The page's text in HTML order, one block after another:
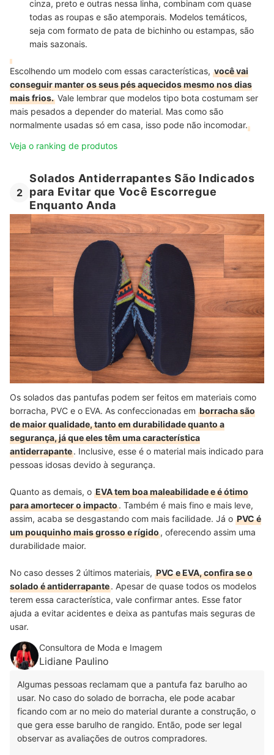
cinza, preto e outras nessa linha, combinam com quase
todas as roupas e são atemporais. Modelos temáticos,
seja com formato de pata de bichinho ou estampas, são
mais sazonais.
Escolhendo um modelo com essas características, você vai
conseguir manter os seus pés aquecidos mesmo nos dias
mais frios. Vale lembrar que modelos tipo bota costumam ser
mais pesados a depender do material. Mas como são
normalmente usadas só em casa, isso pode não incomodar.
Veja o ranking de produtos
2
Solados Antiderrapantes São Indicados
para Evitar que Você Escorregue
Enquanto Anda
Os solados das pantufas podem ser feitos em materiais como
borracha, PVC e o EVA. As confeccionadas em borracha são
de maior qualidade, tanto em durabilidade quanto a
segurança, já que eles têm uma característica
antiderrapante. Inclusive, esse é o material mais indicado para
pessoas idosas devido à segurança.
Quanto as demais, o EVA tem boa maleabilidade e é ótimo
para amortecer o impacto. Também é mais fino e mais leve,
assim, acaba se desgastando com mais facilidade. Já o PVC é
um pouquinho mais grosso e rígido, oferecendo assim uma
durabilidade maior.
No caso desses 2 últimos materiais, PVC e EVA, confira se o
solado é antiderrapante. Apesar de quase todos os modelos
terem essa característica, vale confirmar antes. Esse fator
ajuda a evitar acidentes e deixa as pantufas mais seguras de
usar.
Consultora de Moda e Imagem
Lidiane Paulino
Algumas pessoas reclamam que a pantufa faz barulho ao
usar. No caso do solado de borracha, ele pode acabar
ficando com ar no meio do material durante a construção, o
que gera esse barulho de rangido. Então, pode ser legal
observar as avaliações de outros compradores.